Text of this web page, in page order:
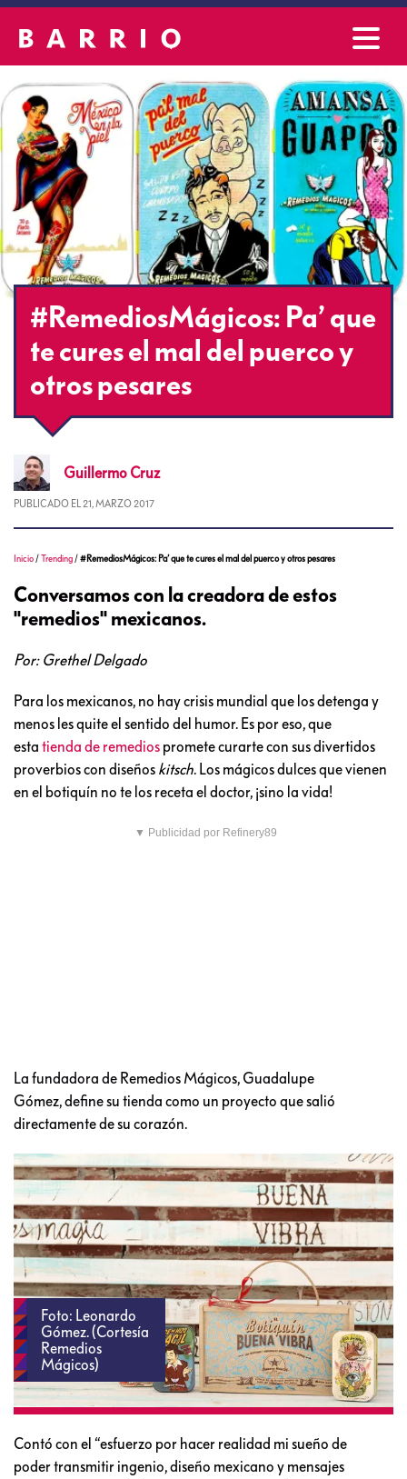
#RemediosMágicos: Pa’ que
te cures el mal del puerco y
otros pesares
Guillermo Cruz
PUBLICADO EL 21, MARZO 2017
Inicio /Trending /#RemediosMágicos: Pa’ que te cures el mal del puerco y otros pesares
Conversamos con la creadora de estos
"remedios" mexicanos.
Por: Grethel Delgado
Para los mexicanos, no hay crisis mundial que los detenga y
menos les quite el sentido del humor. Es por eso, que
esta tienda de remedios promete curarte con sus divertidos
proverbios con diseños kitsch. Los mágicos dulces que vienen
en el botiquín no te los receta el doctor, ¡sino la vida!
▼ Publicidad por Refinery89
La fundadora de Remedios Mágicos, Guadalupe
Gómez, define su tienda como un proyecto que salió
directamente de su corazón.
Foto: Leonardo
Gómez. (Cortesía
Remedios
Mágicos)
Contó con el “esfuerzo por hacer realidad mi sueño de
poder transmitir ingenio, diseño mexicano y mensajes